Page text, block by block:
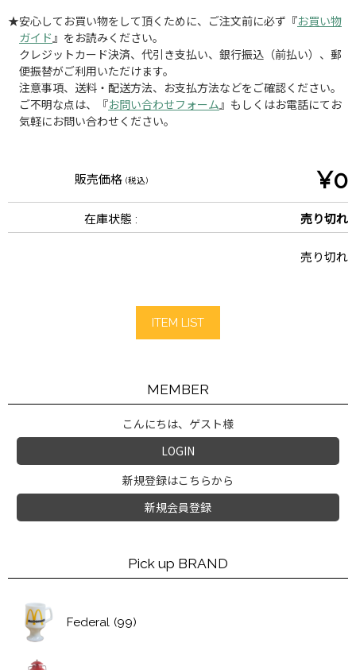
★安心してお買い物をして頂くために、ご注文前に必ず『お買い物
ガイド 』をお読みください。
クレジットカード決済、代引き支払い、銀行振込（前払い）、郵
便振替がご利用いただけます。
注意事項、送料・配送方法、お支払方法などをご確認ください。
ご不明な点は、『お問い合わせフォーム 』もしくはお電話にてお
気軽にお問い合わせください。
販売価格 (税込) ¥0
在庫状態 : 売り切れ
売り切れ
ITEM LIST
MEMBER
こんにちは、ゲスト様
LOGIN
新規登録はこちらから
新規会員登録
Pick up BRAND
Federal (99)